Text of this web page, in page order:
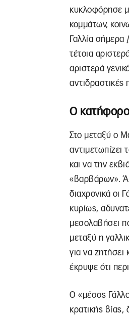
κυκλοφόρησε
κομμάτων,
Γαλλία σήμερα
τέτοια
αριστερά
αντιδραστικές
Ο
Στο μεταξύ ο
αντιμετωπίζει
και να την
«βαρβάρων».
διαχρονικά οι
κυρίως,
μεσολαβήσει
μεταξύ η
για να
έκρυψε ότι
Ο «μέσος
κρατικής